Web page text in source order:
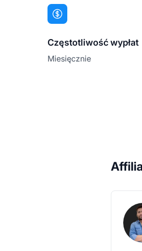
Częstotliwość wypłat
Miesięcznie